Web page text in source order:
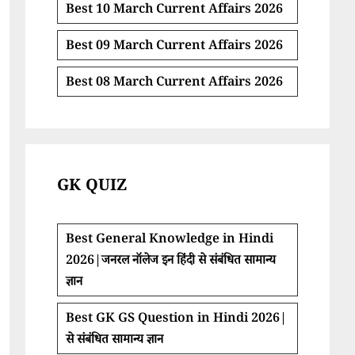
Best 10 March Current Affairs 2026
Best 09 March Current Affairs 2026
Best 08 March Current Affairs 2026
GK QUIZ
Best General Knowledge in Hindi
2026|जनरल नॉलेज इन हिंदी से संबंधित सामान्य
ज्ञान
Best GK GS Question in Hindi 2026|
से संबंधित सामान्य ज्ञान